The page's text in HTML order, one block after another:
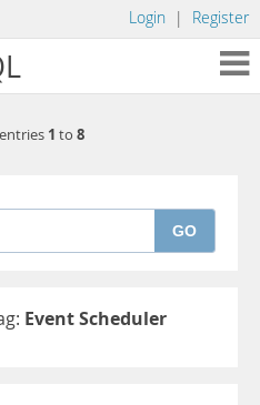
Login | Register
1 to 8
GO
Event Scheduler